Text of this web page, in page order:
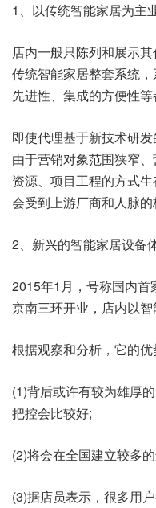
1、以传统智能家居为主
店内一般只陈列和展示
传统智能家居整套系统
先进性、集成的方便性等
即使代理基于新技术研
由于营销对象范围狭窄
资源、项目工程的方式
会受到上游厂商和人脉的
2、新兴的智能家居设备
2015年1月，号称国内
京南三环开业，店内以智
根据观察和分析，它的优
(1)背后或许有较为雄厚
把控会比较好;
(2)将会在全国建立较多
(3)据店员表示，很多用